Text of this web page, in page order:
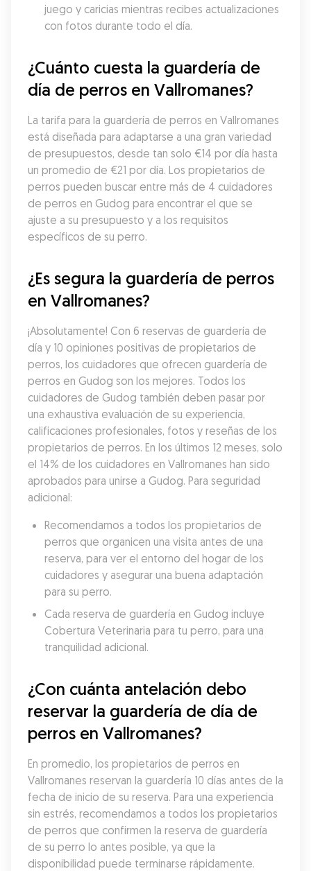
juego y caricias mientras recibes actualizaciones
con fotos durante todo el día.
¿Cuánto cuesta la guardería de
día de perros en Vallromanes?
La tarifa para la guardería de perros en Vallromanes
está diseñada para adaptarse a una gran variedad
de presupuestos, desde tan solo €14 por día hasta
un promedio de €21 por día. Los propietarios de
perros pueden buscar entre más de 4 cuidadores
de perros en Gudog para encontrar el que se
ajuste a su presupuesto y a los requisitos
específicos de su perro.
¿Es segura la guardería de perros
en Vallromanes?
¡Absolutamente! Con 6 reservas de guardería de
día y 10 opiniones positivas de propietarios de
perros, los cuidadores que ofrecen guardería de
perros en Gudog son los mejores. Todos los
cuidadores de Gudog también deben pasar por
una exhaustiva evaluación de su experiencia,
calificaciones profesionales, fotos y reseñas de los
propietarios de perros. En los últimos 12 meses, solo
el 14% de los cuidadores en Vallromanes han sido
aprobados para unirse a Gudog. Para seguridad
adicional:
Recomendamos a todos los propietarios de
perros que organicen una visita antes de una
reserva, para ver el entorno del hogar de los
cuidadores y asegurar una buena adaptación
para su perro.
Cada reserva de guardería en Gudog incluye
Cobertura Veterinaria para tu perro, para una
tranquilidad adicional.
¿Con cuánta antelación debo
reservar la guardería de día de
perros en Vallromanes?
En promedio, los propietarios de perros en
Vallromanes reservan la guardería 10 días antes de la
fecha de inicio de su reserva. Para una experiencia
sin estrés, recomendamos a todos los propietarios
de perros que confirmen la reserva de guardería
de su perro lo antes posible, ya que la
disponibilidad puede terminarse rápidamente.